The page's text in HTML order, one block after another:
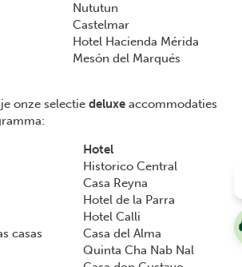
Nututun
Castelmar
Hotel Hacienda Mérida
Mesón del Marqués
onze selectie deluxe accommodaties
Hotel
Historico Central
Casa Reyna
Hotel de la Parra
Hotel Calli
casas
Casa del Alma
Quinta Cha Nab Nal